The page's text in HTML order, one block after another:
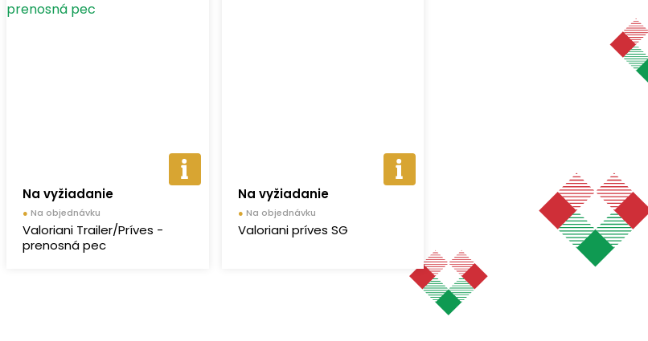
Na vyžiadanie
●Na objednávku
Valoriani Trailer/Príves -
prenosná pec
Na vyžiadanie
● Na objednávku
Valoriani príves SG